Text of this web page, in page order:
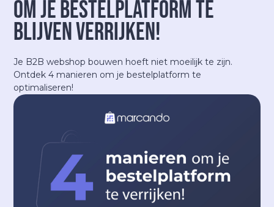
om je bestelplatform te
blijven verrijken!
Je B2B webshop bouwen hoeft niet moeilijk te zijn.
Ontdek 4 manieren om je bestelplatform te
optimaliseren!